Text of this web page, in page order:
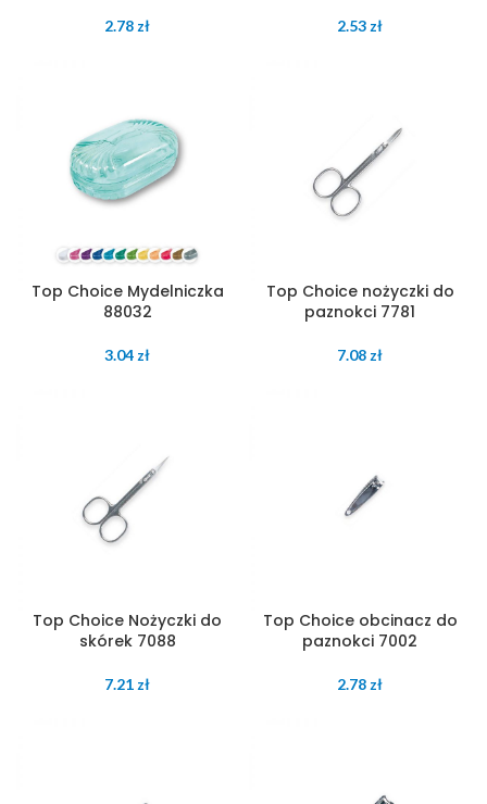
2.78 zł 2.53 zł
Top Choice Mydelniczka
88032
3.04 zł
Top Choice nożyczki do
paznokci 7781
7.08 zł
Top Choice Nożyczki do
skórek 7088
7.21 zł
Top Choice obcinacz do
paznokci 7002
2.78 zł